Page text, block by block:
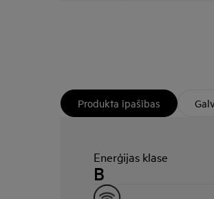
Produkta īpašības
Enerģijas klase
B